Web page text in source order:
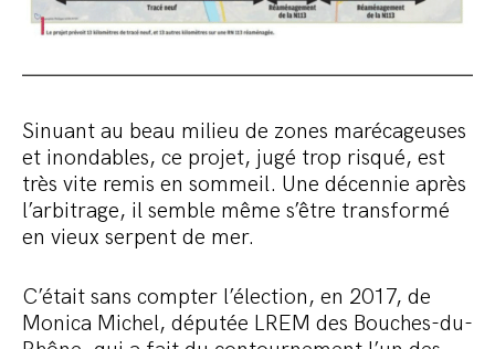
Sinuant au beau milieu de zones marécageuses
et inondables, ce projet, jugé trop risqué, est
très vite remis en sommeil. Une décennie après
l’arbitrage, il semble même s’être transformé
en vieux serpent de mer.
C’était sans compter l’élection, en 2017, de
Monica Michel, députée LREM des Bouches-du-